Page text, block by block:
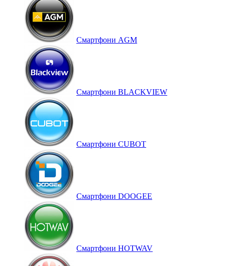
Cмартфони AGM
Смартфони BLACKVIEW
Смартфони CUBOT
Смартфони DOOGEE
Смартфони HOTWAV